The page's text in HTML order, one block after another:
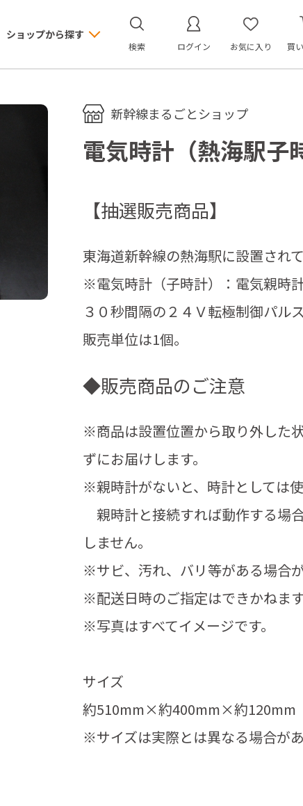
ショップから探す
検索 ログイン お気に入り 買
新幹線まるごとショップ
電気時計（熱海駅
【抽選販売商品】
東海道新幹線の熱海駅に設置され
※電気時計（子時計）：電気親時
３０秒間隔の２４Ｖ転極制御パル
販売単位は1個。
◆販売商品のご注意
※商品は設置位置から取り外した
ずにお届けします。
※親時計がないと、時計としては使
親時計と接続すれば動作する場
しません。
※サビ、汚れ、バリ等がある場合が
※配送日時のご指定はできかねま
※写真はすべてイメージです。
サイズ
約510mm×約400mm×約
※サイズは実際とは異なる場合があ